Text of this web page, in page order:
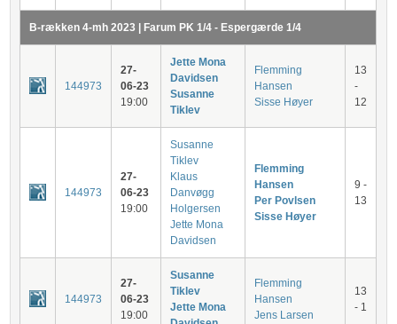
B-rækken 4-mh 2023 | Farum PK 1/4 - Espergærde 1/4
144973
27-
06-23
19:00
Jette Mona
Davidsen
Susanne
Tiklev
Flemming
Hansen
Sisse Høyer
13
-
12
144973
27-
06-23
19:00
Susanne
Tiklev
Klaus
Danvøgg
Holgersen
Jette Mona
Davidsen
Flemming
Hansen
Per Povlsen
Sisse Høyer
9 -
13
144973
27-
06-23
19:00
Susanne
Tiklev
Jette Mona
Flemming
Hansen
Jens Larsen
13
- 1